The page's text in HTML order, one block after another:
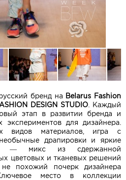
бренд на Belarus Fashion
DESIGN STUDIO. Каждый
этап в развитии бренда и
экспериментов для дизайнера.
видов материалов, игра с
драпировки и яркие
— микс из сдержанной
цветовых и тканевых решений
похожий почерк дизайнера
место в коллекции